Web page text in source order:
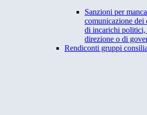
Sanzioni per
comunicazione dei
di incarichi politici,
direzione o di
Rendiconti gruppi